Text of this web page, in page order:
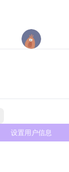
设置用户信息